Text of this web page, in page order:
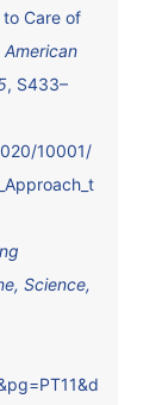
Care of
, S433–
10001/
Science,